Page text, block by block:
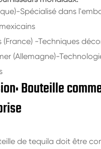
Spécialisé dans
(France) -Techniques
(Allemagne)-
Bouteille
de tequila doit être